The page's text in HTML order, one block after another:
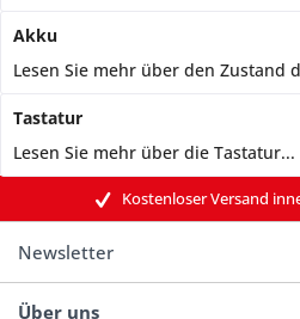
Akku
Lesen Sie mehr über den Zustand
Tastatur
Lesen Sie mehr über die Tastatur...
Kostenloser Versand
Newsletter
Über uns